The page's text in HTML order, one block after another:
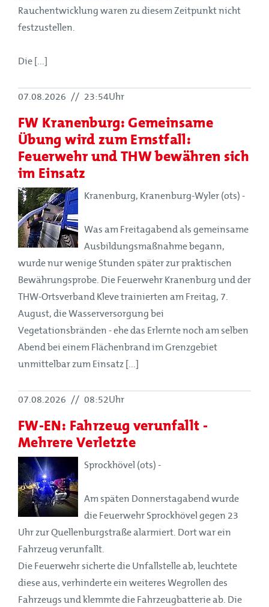
Rauchentwicklung waren zu diesem Zeitpunkt nicht
festzustellen.
Die [...]
07.08.2026 // 23:54Uhr
FW Kranenburg: Gemeinsame
Übung wird zum Ernstfall:
Feuerwehr und THW bewähren sich
im Einsatz
Kranenburg, Kranenburg-Wyler (ots) -
Was am Freitagabend als gemeinsame
Ausbildungsmaßnahme begann,
wurde nur wenige Stunden später zur praktischen
Bewährungsprobe. Die Feuerwehr Kranenburg und der
THW-Ortsverband Kleve trainierten am Freitag, 7.
August, die Wasserversorgung bei
Vegetationsbränden - ehe das Erlernte noch am selben
Abend bei einem Flächenbrand im Grenzgebiet
unmittelbar zum Einsatz [...]
07.08.2026 // 08:52Uhr
FW-EN: Fahrzeug verunfallt -
Mehrere Verletzte
Sprockhövel (ots) -
Am späten Donnerstagabend wurde
die Feuerwehr Sprockhövel gegen 23
Uhr zur Quellenburgstraße alarmiert. Dort war ein
Fahrzeug verunfallt.
Die Feuerwehr sicherte die Unfallstelle ab, leuchtete
diese aus, verhinderte ein weiteres Wegrollen des
Fahrzeugs und klemmte die Fahrzeugbatterie ab. Die